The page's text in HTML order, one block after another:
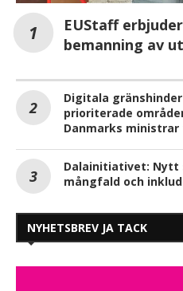
EUStaff
bemanning av
Digitala
prioriterade
Danmarks
Dalainitiativet:
mångfald och
NYHETSBREV JA TACK